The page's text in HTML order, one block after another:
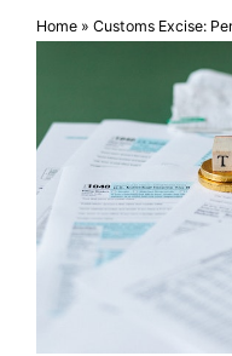
Home » Customs Excise: